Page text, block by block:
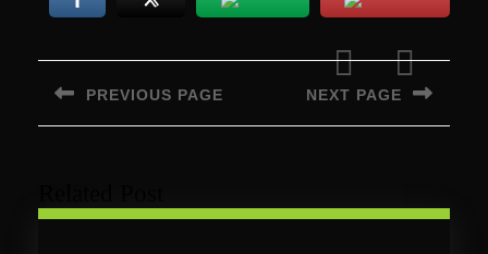
PREVIOUS PAGE
Previous
NEXT PAGE
Next